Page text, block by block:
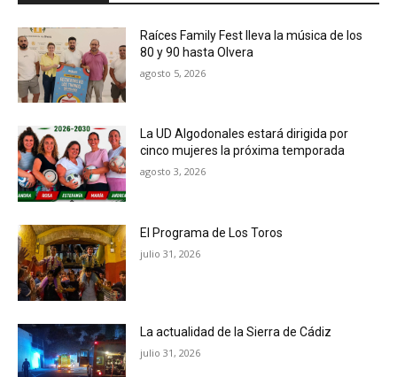
Raíces Family Fest lleva la música de los
80 y 90 hasta Olvera
agosto 5, 2026
La UD Algodonales estará dirigida por
cinco mujeres la próxima temporada
agosto 3, 2026
El Programa de Los Toros
julio 31, 2026
La actualidad de la Sierra de Cádiz
julio 31, 2026